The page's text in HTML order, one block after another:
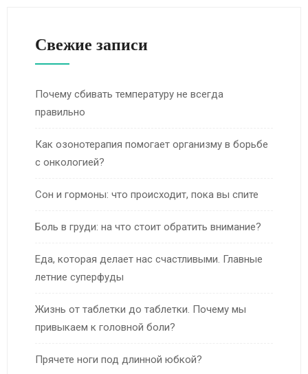
Свежие записи
Почему сбивать температуру не всегда
правильно
Как озонотерапия помогает организму в борьбе
с онкологией?
Сон и гормоны: что происходит, пока вы спите
Боль в груди: на что стоит обратить внимание?
Еда, которая делает нас счастливыми. Главные
летние суперфуды
Жизнь от таблетки до таблетки. Почему мы
привыкаем к головной боли?
Прячете ноги под длинной юбкой?